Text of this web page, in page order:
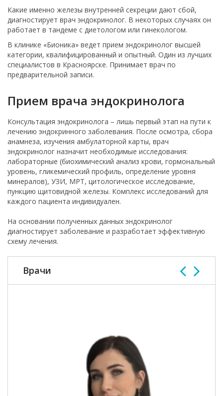
Какие именно железы внутренней секреции дают сбой,
диагностирует врач эндокринолог. В некоторых случаях он
работает в тандеме с диетологом или гинекологом.
В клинике «Бионика» ведет прием эндокринолог высшей
категории, квалифицированный и опытный. Один из лучших
специалистов в Красноярске. Принимает врач по
предварительной записи.
Прием врача эндокринолога
Консультация эндокринолога – лишь первый этап на пути к
лечению эндокринного заболевания. После осмотра, сбора
анамнеза, изучения амбулаторной карты, врач
эндокринолог назначит необходимые исследования:
лабораторные (биохимический анализ крови, гормональный
уровень, гликемический профиль, определение уровня
минералов), УЗИ, МРТ, цитологическое исследование,
пункцию щитовидной железы. Комплекс исследований для
каждого пациента индивидуален.
На основании полученных данных эндокринолог
диагностирует заболевание и разработает эффективную
схему лечения.
Врачи